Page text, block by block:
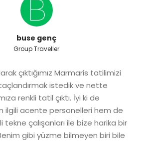
buse genç
Group Traveller
çıktığımız Marmaris tatilimizi
istedik ve nette
renkli tatil çıktı. İyi ki de
ilgili acente personelleri hem de
çalışanları ile bize harika bir
gibi yüzme bilmeyen biri bile